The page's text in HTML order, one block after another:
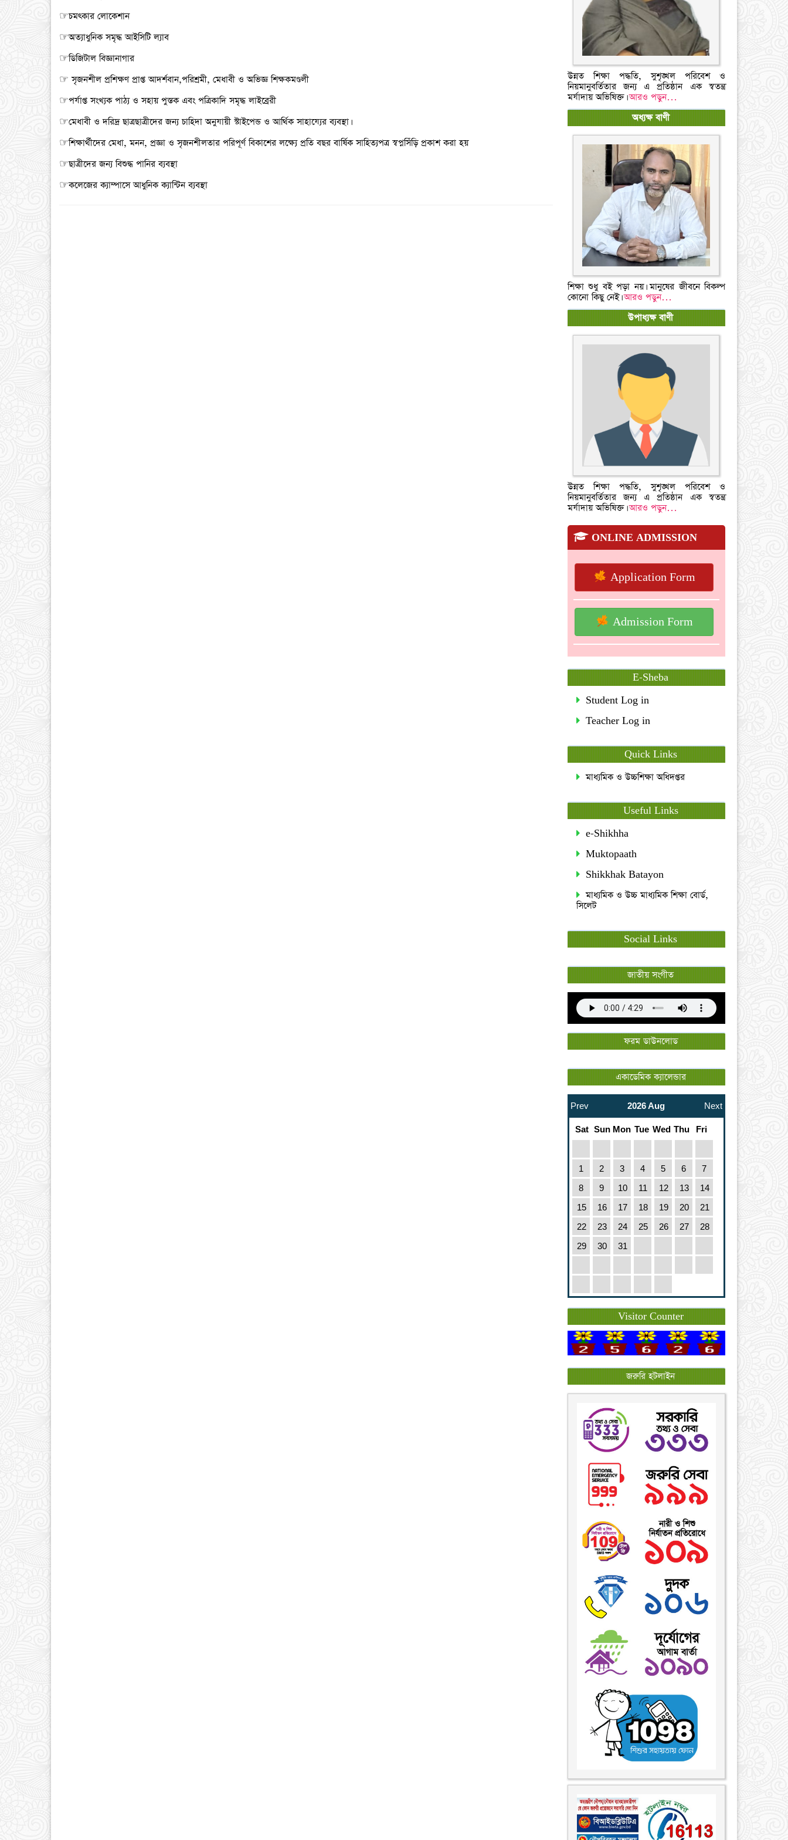
☞চমৎকার লোকেশান
☞অত্যাধুনিক সমৃদ্ধ আইসিটি ল্যাব
☞ডিজিটাল বিজ্ঞানাগার
☞ সৃজনশীল প্রশিক্ষণ প্রাপ্ত আদর্শবান,পরিশ্রমী, মেধাবী ও অভিজ্ঞ শিক্ষকমণ্ডলী
☞পর্যাপ্ত সংখ্যক পাঠ্য ও সহায় পুস্তক এবং পত্রিকাদি সমৃদ্ধ লাইব্রেরী
☞মেধাবী ও দরিদ্র ছাত্রছাত্রীদের জন্য চাহিদা অনুযায়ী স্টাইপেন্ড ও আর্থিক সাহায্যের ব্যবস্থা।
☞শিক্ষার্থীদের মেধা, মনন, প্রজ্ঞা ও সৃজনশীলতার পরিপূর্ণ বিকাশের লক্ষ্যে প্রতি বছর বার্ষিক সাহিত্যপত্র স্বপ্নসিঁড়ি প্রকাশ করা হয়
☞ছাত্রীদের জন্য বিশুদ্ধ পানির ব্যবস্থা
☞কলেজের ক্যাম্পাসে আধুনিক ক্যান্টিন ব্যবস্থা
উন্নত শিক্ষা পদ্ধতি, সুশৃঙ্খল পরিবেশ ও
নিয়মানুবর্তিতার জন্য এ প্রতিষ্ঠান এক স্বতন্ত্র
মর্যাদায় অভিষিক্ত।আরও পড়ুন…
অধ্যক্ষ বাণী
শিক্ষা শুধু বই পড়া নয়। মানুষের জীবনে বিকল্প
কোনো কিছু নেই।আরও পড়ুন…
উপাধ্যক্ষ বাণী
উন্নত শিক্ষা পদ্ধতি, সুশৃঙ্খল পরিবেশ ও
নিয়মানুবর্তিতার জন্য এ প্রতিষ্ঠান এক স্বতন্ত্র
মর্যাদায় অভিষিক্ত।আরও পড়ুন…
ONLINE ADMISSION
Application Form
Admission Form
E-Sheba
Student Log in
Teacher Log in
Quick Links
মাধ্যমিক ও উচ্চশিক্ষা অধিদপ্তর
Useful Links
e-Shikhha
Muktopaath
Shikkhak Batayon
মাধ্যমিক ও উচ্চ মাধ্যমিক শিক্ষা বোর্ড,
সিলেট
Social Links
জাতীয় সংগীত
ফরম ডাউনলোড
একাডেমিক ক্যালেন্ডার
Prev 2026 Aug Next
Sat Sun Mon Tue Wed Thu Fri
1 2 3 4 5 6
7
8
9 10 11 12 13
14
15
16 17 18 19 20
21
22
23 24 25 26 27
28
29
30 31
Visitor Counter
জরুরি হটলাইন